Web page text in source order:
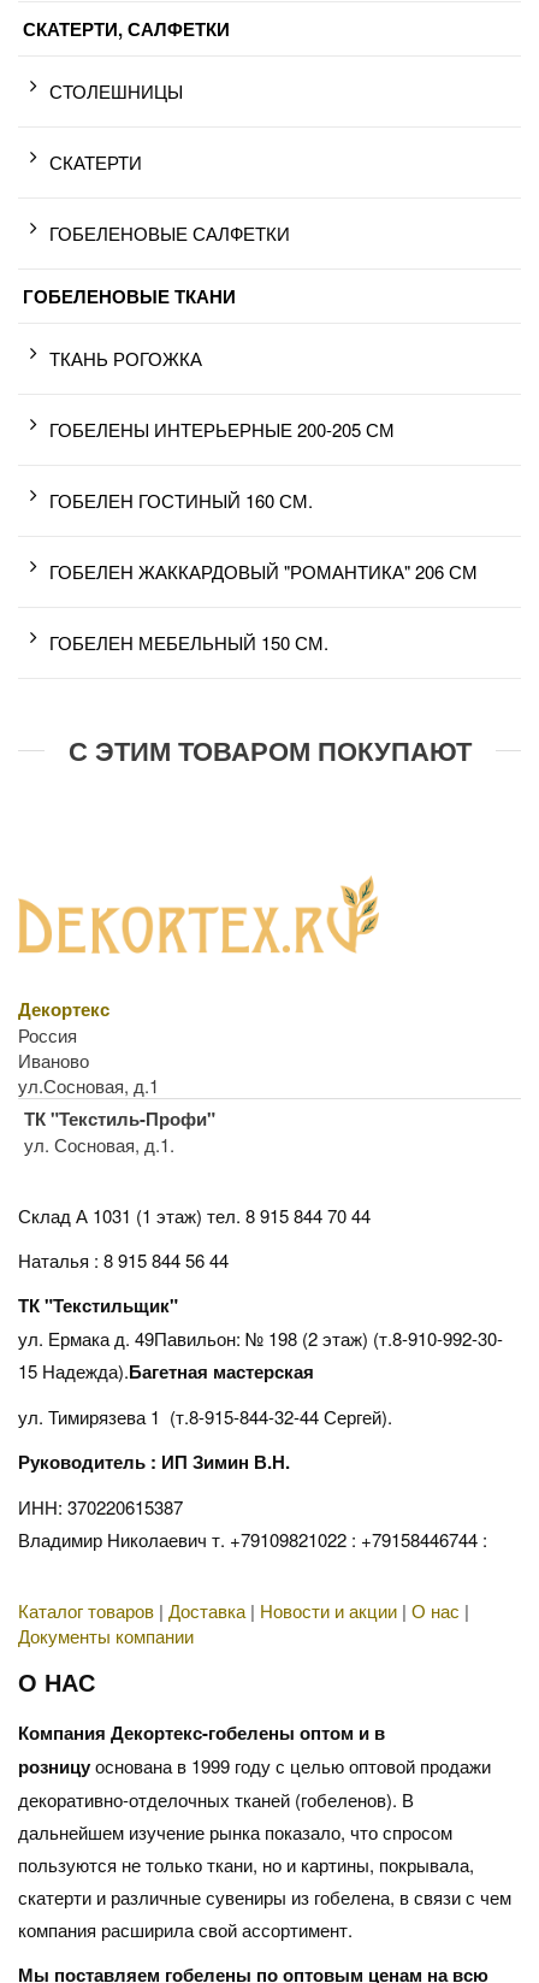
СКАТЕРТИ, САЛФЕТКИ
СТОЛЕШНИЦЫ
СКАТЕРТИ
ГОБЕЛЕНОВЫЕ САЛФЕТКИ
ГОБЕЛЕНОВЫЕ ТКАНИ
ТКАНЬ РОГОЖКА
ГОБЕЛЕНЫ ИНТЕРЬЕРНЫЕ 200-205 СМ
ГОБЕЛЕН ГОСТИНЫЙ 160 СМ.
ГОБЕЛЕН ЖАККАРДОВЫЙ "РОМАНТИКА" 206 СМ
ГОБЕЛЕН МЕБЕЛЬНЫЙ 150 СМ.
С ЭТИМ ТОВАРОМ ПОКУПАЮТ
Декортекс
Россия
Иваново
ул.Сосновая, д.1
ТК "Текстиль-Профи"
ул. Сосновая, д.1.
Склад А 1031 (1 этаж) тел. 8 915 844 70 44
Наталья : 8 915 844 56 44
ТК "Текстильщик"
ул. Ермака д. 49Павильон: № 198 (2 этаж) (т.8-910-992-30-
15 Надежда).Багетная мастерская
ул. Тимирязева 1 (т.8-915-844-32-44 Сергей).
Руководитель : ИП Зимин В.Н.
ИНН: 370220615387
Владимир Николаевич т. +79109821022 : +79158446744 :
Каталог товаров | Доставка | Новости и акции | О нас |
Документы компании
О НАС
Компания Декортекс-гобелены оптом и в
розницуоснована в 1999 году с целью оптовой продажи
декоративно-отделочных тканей (гобеленов). В
дальнейшем изучение рынка показало, что спросом
пользуются не только ткани, но и картины, покрывала,
скатерти и различные сувениры из гобелена, в связи с чем
компания расширила свой ассортимент.
Мы поставляем гобелены по оптовым ценам на всю